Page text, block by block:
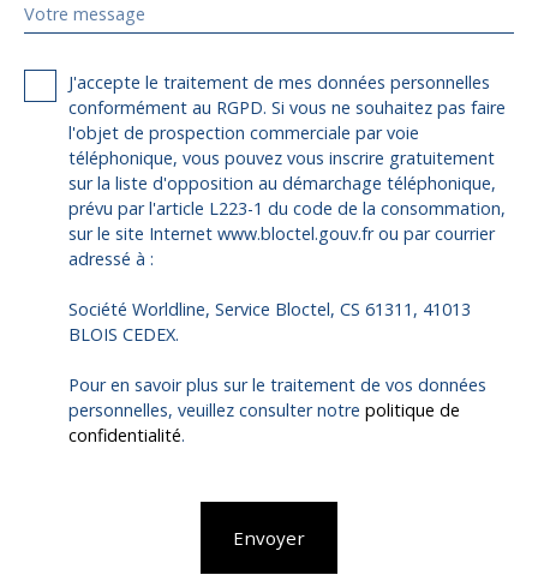
Votre message
J'accepte le traitement de mes données personnelles
conformément au RGPD. Si vous ne souhaitez pas faire
l'objet de prospection commerciale par voie
téléphonique, vous pouvez vous inscrire gratuitement
sur la liste d'opposition au démarchage téléphonique,
prévu par l'article L223-1 du code de la consommation,
sur le site Internet www.bloctel.gouv.fr ou par courrier
adressé à :
Société Worldline, Service Bloctel, CS 61311, 41013
BLOIS CEDEX.
Pour en savoir plus sur le traitement de vos données
personnelles, veuillez consulter notre politique de
confidentialité.
Envoyer